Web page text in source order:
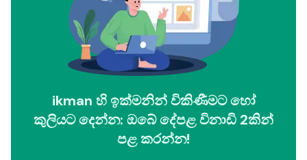
ikman හි ඉක්මනින් විකිණීමට හෝ
කුලියට දෙන්න: ඔබේ දේපළ විනාඩි 2කින්
පළ කරන්න!